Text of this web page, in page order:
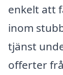
enkelt att
inom
tjänst
offerter